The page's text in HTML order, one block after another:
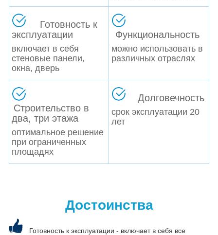
Готовность к
эксплуатации
включает в себя
стеновые панели,
окна, дверь
Функциональность
можно использовать в
различных отраслях
Строительство в
два, три этажа
оптимальное решение
при ограниченных
площадях
Долговечность
срок эксплуатации 20
лет
Достоинства
Готовность к эксплуатации - включает в себя все